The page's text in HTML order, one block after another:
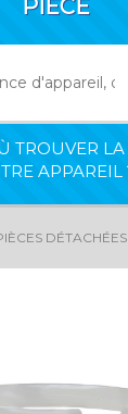
PIÈCE
TROUVER
APPAREIL